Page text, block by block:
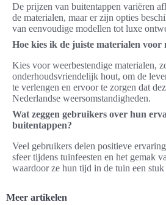
De prijzen van buitentappen variëren
de materialen, maar er zijn opties
van eenvoudige modellen tot luxe
Hoe kies ik de juiste materialen
Kies voor weerbestendige materialen,
onderhoudsvriendelijk hout, om de
te verlengen en ervoor te zorgen dat
Nederlandse weersomstandigheden.
Wat zeggen gebruikers over hun
buitentappen?
Veel gebruikers delen positieve
sfeer tijdens tuinfeesten en het gemak
waardoor ze hun tijd in de tuin een stuk
Meer artikelen